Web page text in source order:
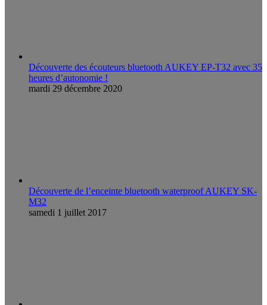
Découverte des écouteurs bluetooth AUKEY EP-T32 avec 35
heures d’autonomie !
mardi 29 décembre 2020
Découverte de l’enceinte bluetooth waterproof AUKEY SK-
M32
samedi 1 juillet 2017